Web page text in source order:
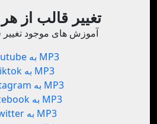
تغییر قالب از
آموزش های موجود تغییر
Youtube به MP3
Tiktok به MP3
Instagram به MP3
Facebook به MP3
Twitter به MP3